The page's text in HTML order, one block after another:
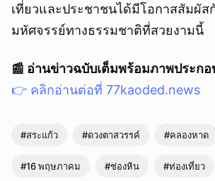
เที่ยวและประชาชนได้มีโอกาสสัมผัส
มหัศจรรย์ทางธรรมชาติที่สวยงามนี้
📰 อ่านข่าวฉบับเต็มพร้อมภาพประก
👉 คลิกอ่านต่อที่ 77kaoded.news
#สระแก้ว #ดวงตาสวรรค์ #คลองหาด
#16 พฤษภาคม #ช่องหิน #ท่องเที่ยว